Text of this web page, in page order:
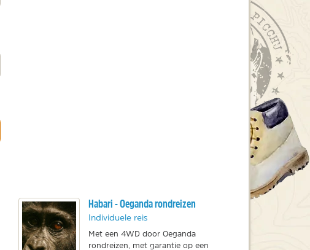
Habari - Oeganda rondreizen
Individuele reis
Met een 4WD door Oeganda
rondreizen, met garantie op een